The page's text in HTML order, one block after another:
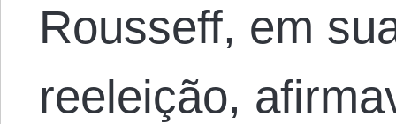
Rousseff, em
reeleição,